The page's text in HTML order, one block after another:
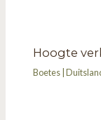
Hoogte
Boetes |